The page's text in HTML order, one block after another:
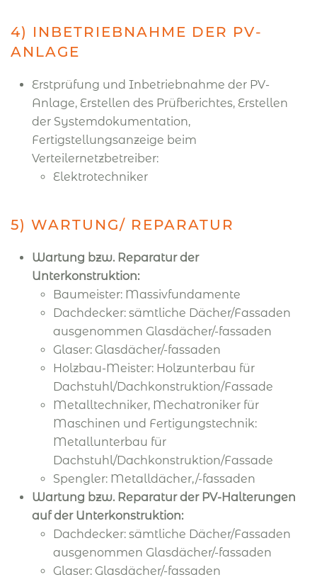
4) INBETRIEBNAHME DER PV-
ANLAGE
Erstprüfung und Inbetriebnahme der PV-
Anlage, Erstellen des Prüfberichtes, Erstellen
der Systemdokumentation,
Fertigstellungsanzeige beim
Verteilernetzbetreiber:
Elektrotechniker
5) WARTUNG/ REPARATUR
Wartung bzw. Reparatur der
Unterkonstruktion:
Baumeister: Massivfundamente
Dachdecker: sämtliche Dächer/Fassaden
ausgenommen Glasdächer/-fassaden
Glaser: Glasdächer/-fassaden
Holzbau-Meister: Holzunterbau für
Dachstuhl/Dachkonstruktion/Fassade
Metalltechniker, Mechatroniker für
Maschinen und Fertigungstechnik:
Metallunterbau für
Dachstuhl/Dachkonstruktion/Fassade
Spengler: Metalldächer,/-fassaden
Wartung bzw. Reparatur der PV-Halterungen
auf der Unterkonstruktion:
Dachdecker: sämtliche Dächer/Fassaden
ausgenommen Glasdächer/-fassaden
Glaser: Glasdächer/-fassaden